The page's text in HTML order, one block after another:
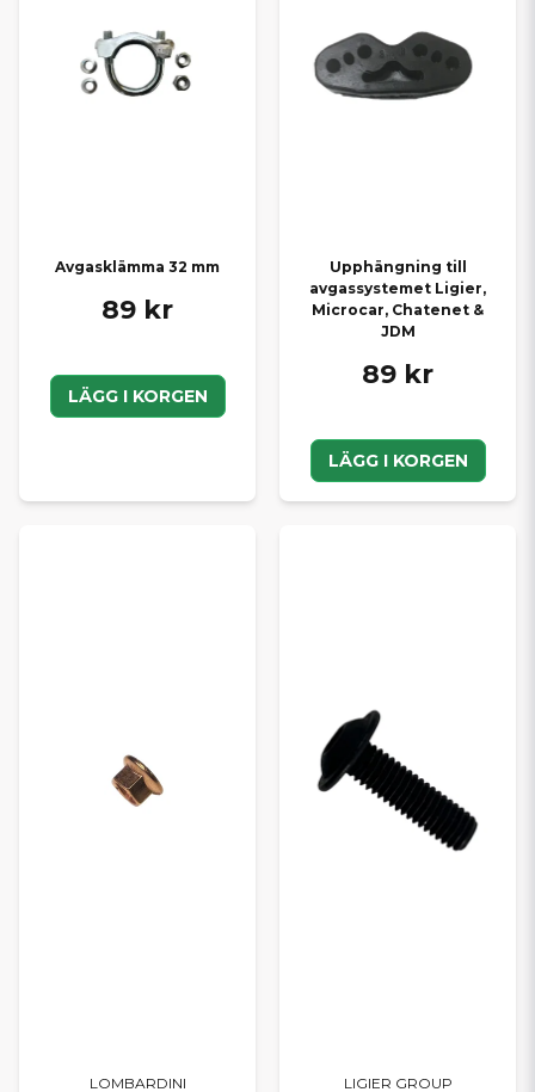
Avgasklämma 32 mm
89 kr
LÄGG I KORGEN
Upphängning till
avgassystemet Ligier,
Microcar, Chatenet &
JDM
89 kr
LÄGG I KORGEN
LOMBARDINI
LIGIER GROUP